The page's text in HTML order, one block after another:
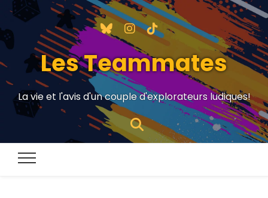
Les Teammates
La vie et l'avis d'un couple d'explorateurs ludiques!